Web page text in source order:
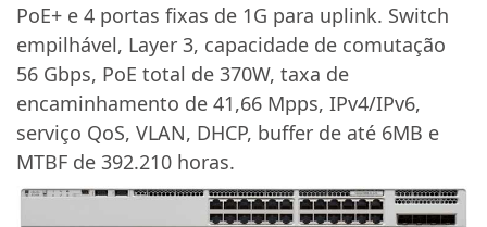
PoE+ e 4 portas fixas de 1G para uplink. Switch
empilhável, Layer 3, capacidade de comutação
56 Gbps, PoE total de 370W, taxa de
encaminhamento de 41,66 Mpps, IPv4/IPv6,
serviço QoS, VLAN, DHCP, buffer de até 6MB e
MTBF de 392.210 horas.